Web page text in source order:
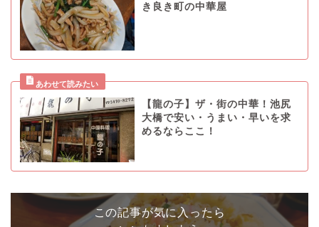
き良き町の中華屋
【龍の子】ザ・街の中華！池尻
大橋で安い・うまい・早いを求
めるならここ！
この記事が気に入ったら